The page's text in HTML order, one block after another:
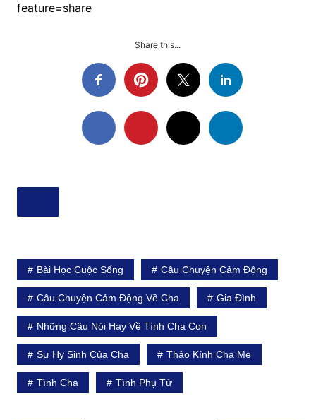
feature=share
Share this...
Bài Học Cuộc Sống Câu Chuyện Cảm Động
Câu Chuyện Cảm Động Về Cha Gia Đình
Những Câu Nói Hay Về Tình Cha Con
Sự Hy Sinh Của Cha Thảo Kính Cha Mẹ
Tình Cha Tình Phụ Tử